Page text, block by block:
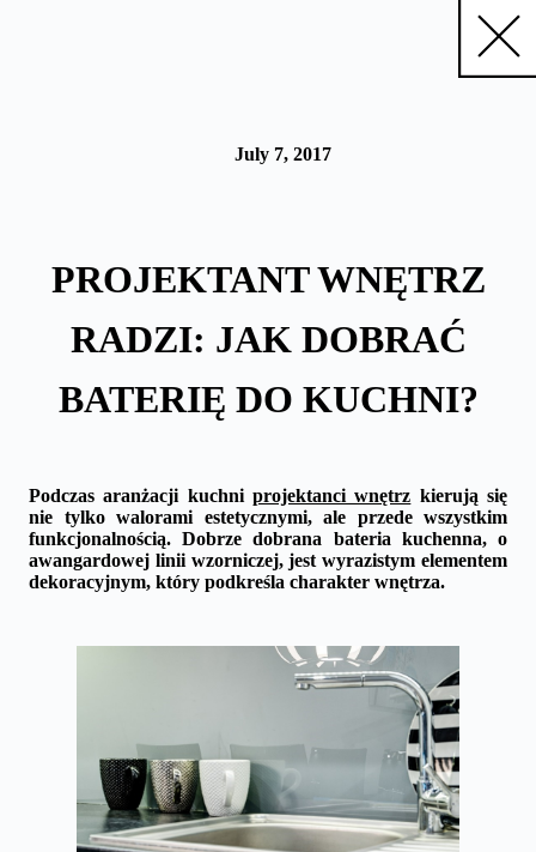
July 7, 2017
PROJEKTANT WNĘTRZ
RADZI: JAK DOBRAĆ
BATERIĘ DO KUCHNI?
Podczas aranżacji kuchni projektanci wnętrz kierują się
nie tylko walorami estetycznymi, ale przede wszystkim
funkcjonalnością. Dobrze dobrana bateria kuchenna, o
awangardowej linii wzorniczej, jest wyrazistym elementem
dekoracyjnym, który podkreśla charakter wnętrza.